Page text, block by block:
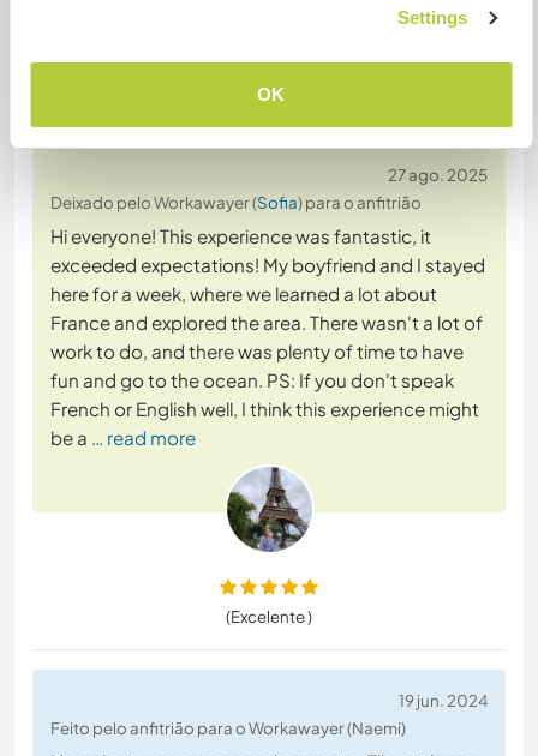
Settings
OK
(Excelente )
27 ago. 2025
Deixado pelo Workawayer (Sofia) para o anfitrião
Hi everyone! This experience was fantastic, it
exceeded expectations! My boyfriend and I stayed
here for a week, where we learned a lot about
France and explored the area. There wasn't a lot of
work to do, and there was plenty of time to have
fun and go to the ocean. PS: If you don't speak
French or English well, I think this experience might
be a … read more
(Excelente )
19 jun. 2024
Feito pelo anfitrião para o Workawayer (Naemi)